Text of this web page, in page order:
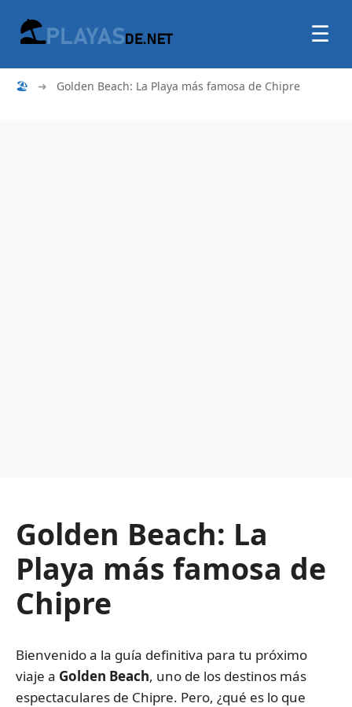
☰
🏖 ➜ Golden Beach: La Playa más famosa de Chipre
Golden Beach: La
Playa más famosa de
Chipre
Bienvenido a la guía definitiva para tu próximo
viaje a Golden Beach, uno de los destinos más
espectaculares de Chipre. Pero, ¿qué es lo que